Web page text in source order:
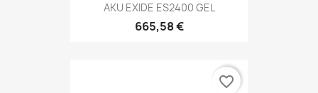
AKU EXIDE ES2400 GEL
665,58 €
favorite_border